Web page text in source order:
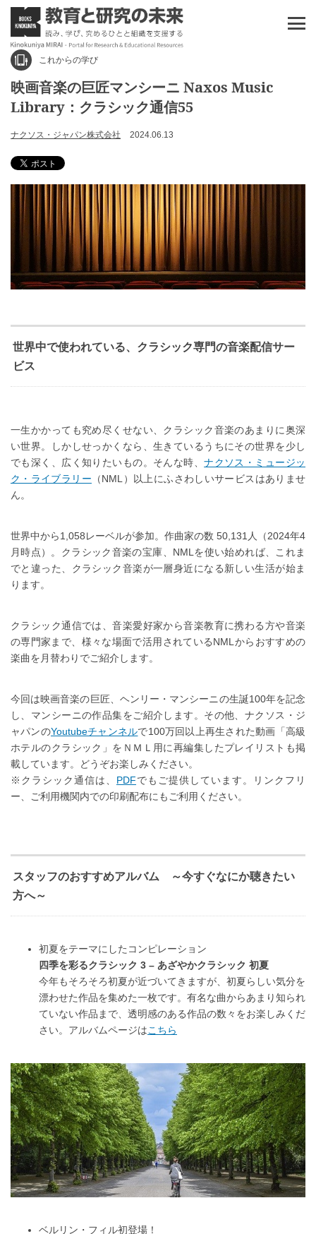
これからの学び
映画音楽の巨匠マンシーニ Naxos Music
Library：クラシック通信55
ナクソス・ジャパン株式会社 2024.06.13
世界中で使われている、クラシック専門の音楽配信サー
ビス
一生かかっても究め尽くせない、クラシック音楽のあまりに奥深
い世界。しかしせっかくなら、生きているうちにその世界を少し
でも深く、広く知りたいもの。そんな時、ナクソス・ミュージッ
ク・ライブラリー （NML）以上にふさわしいサービスはありませ
ん。
世界中から1,058レーベルが参加。作曲家の数 50,131人（2024年4
月時点）。クラシック音楽の宝庫、NMLを使い始めれば、これま
でと違った、クラシック音楽が一層身近になる新しい生活が始ま
ります。
クラシック通信では、音楽愛好家から音楽教育に携わる方や音楽
の専門家まで、様々な場面で活用されているNMLからおすすめの
楽曲を月替わりでご紹介します。
今回は映画音楽の巨匠、ヘンリー・マンシーニの生誕100年を記念
し、マンシーニの作品集をご紹介します。その他、ナクソス・ジ
ャパンのYoutubeチャンネルで100万回以上再生された動画「高級
ホテルのクラシック」をＮＭＬ用に再編集したプレイリストも掲
載しています。どうぞお楽しみください。
※クラシック通信は、 PDFでもご提供しています。リンクフリ
ー、ご利用機関内での印刷配布にもご利用ください。
スタッフのおすすめアルバム ～今すぐなにか聴きたい
方へ～
初夏をテーマにしたコンピレーション
四季を彩るクラシック 3 – あざやかクラシック 初夏
今年もそろそろ初夏が近づいてきますが、初夏らしい気分を
漂わせた作品を集めた一枚です。有名な曲からあまり知られ
ていない作品まで、透明感のある作品の数々をお楽しみくだ
さい。アルバムページはこちら
ベルリン・フィル初登場！